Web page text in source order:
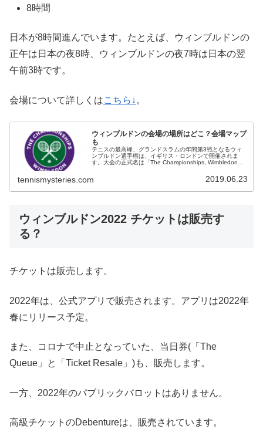
8時間
日本が8時間進んでいます。たとえば、ウィンブルドンの
正午は日本の夜8時、ウィンブルドンの夜7時は日本の翌
午前3時です。
会場について詳しくはこちら↓ 。
ウィンブルドンの会場の場所はどこ？会場マップ
も
テニスの最高峰、グランドスラムの年間第3戦となるウィ
ンブルドン選手権は、イギリス・ロンドンで開催されま
す。大会の正式名は「The Championships, Wimbledon」
tennismysteries.com 2019.06.23
ウィンブルドン2022 チケットは販売す
る？
チケットは販売します。
2022年は、公式アプリで販売されます。アプリは2022年
春にリリース予定。
また、コロナで中止となっていた、当日券(「The
Queue」と「Ticket Resale」)も、販売します。
一方、2022年のパブリックバロットはありません。
高級チケットのDebentureは、販売されています。